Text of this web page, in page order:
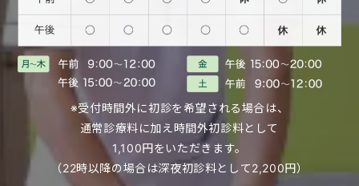
※受付時間外に初診を希望される場合は、
通常診療料に加え時間外初診料として
1,100円をいただきます。
（22時以降の場合は深夜初診料として2,200円）